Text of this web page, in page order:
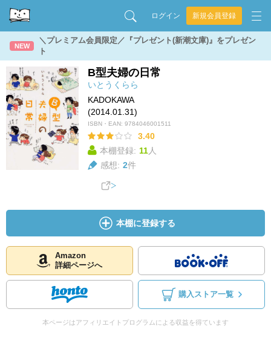
ログイン 新規会員登録
NEW
＼プレミアム会員限定／『プレゼント(新潮文庫)』をプレゼン
ト
B型夫婦の日常
いとうくらら
KADOKAWA
(2014.01.31)
ISBN・EAN: 9784046001511
3.40
本棚登録: 11人
感想: 2件
本棚に登録する
Amazon
詳細ページへ
購入ストア一覧
本ページはアフィリエイトプログラムによる収益を得ています